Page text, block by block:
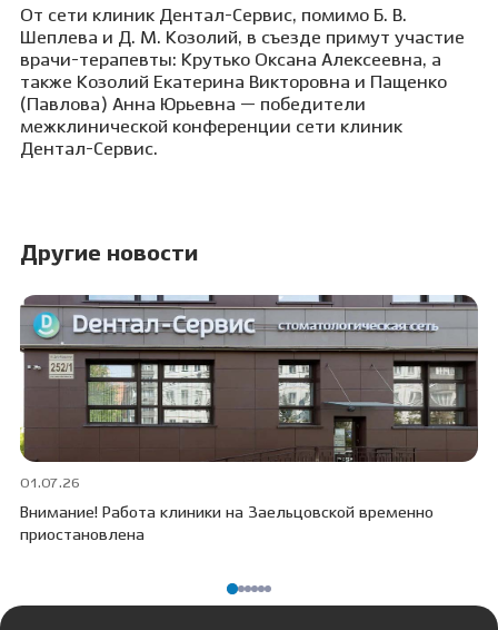
От сети клиник Дентал-Сервис, помимо Б. В.
Шеплева и Д. М. Козолий, в съезде примут участие
врачи-терапевты: Крутько Оксана Алексеевна, а
также Козолий Екатерина Викторовна и Пащенко
(Павлова) Анна Юрьевна — победители
межклинической конференции сети клиник
Дентал-Сервис.
Другие новости
01.07.26
Внимание! Работа клиники на Заельцовской временно
приостановлена